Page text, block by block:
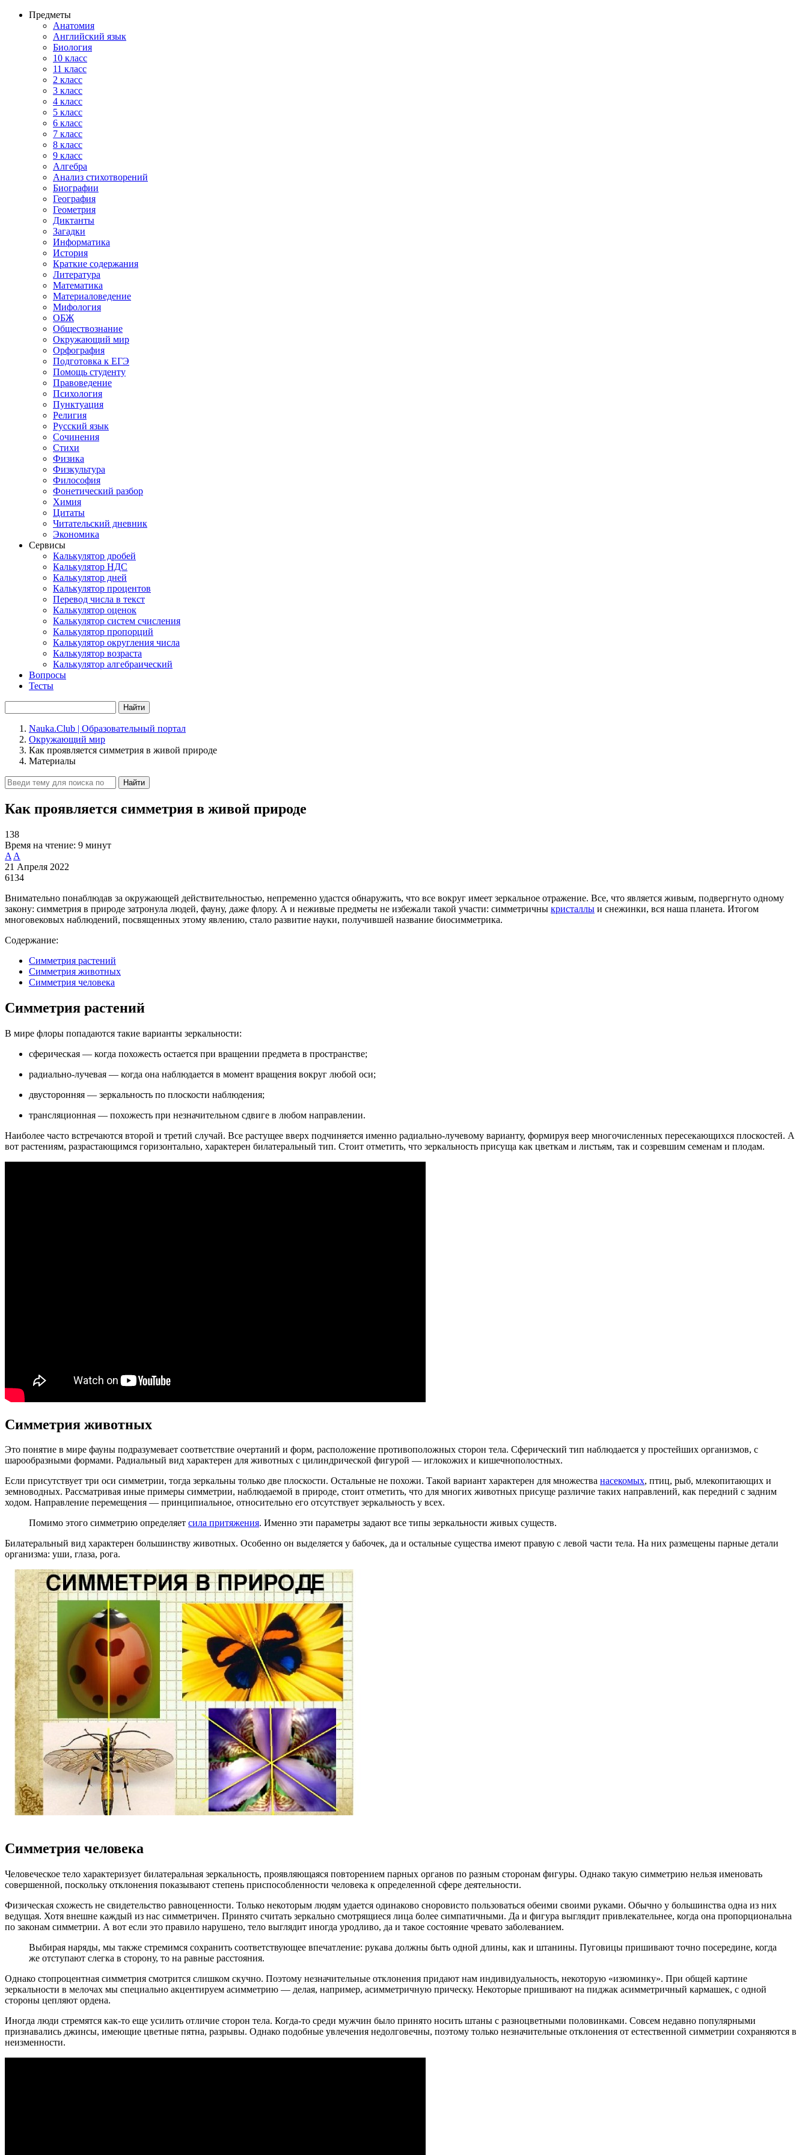
Предметы
Анатомия
Английский язык
Биология
10 класс
11 класс
2 класс
3 класс
4 класс
5 класс
6 класс
7 класс
8 класс
9 класс
Алгебра
Анализ стихотворений
Биографии
География
Геометрия
Диктанты
Загадки
Информатика
История
Краткие содержания
Литература
Математика
Материаловедение
Мифология
ОБЖ
Обществознание
Окружающий мир
Орфография
Подготовка к ЕГЭ
Помощь студенту
Правоведение
Психология
Пунктуация
Религия
Русский язык
Сочинения
Стихи
Физика
Физкультура
Философия
Фонетический разбор
Химия
Цитаты
Читательский дневник
Экономика
Сервисы
Калькулятор дробей
Калькулятор НДС
Калькулятор дней
Калькулятор процентов
Перевод числа в текст
Калькулятор оценок
Калькулятор систем счисления
Калькулятор пропорций
Калькулятор округления числа
Калькулятор возраста
Калькулятор алгебраический
Вопросы
Тесты
Найти
Nauka.Club | Образовательный портал
Окружающий мир
Как проявляется симметрия в живой природе
Материалы
Найти
Как проявляется симметрия в живой природе
138
Время на чтение: 9 минут
A A
21 Апреля 2022
6134
Внимательно понаблюдав за окружающей действительностью, непременно удастся обнаружить, что все вокруг имеет зеркальное отражение. Все, что является живым, подвергнуто одному
закону: симметрия в природе затронула людей, фауну, даже флору. А и неживые предметы не избежали такой участи: симметричны кристаллы и снежинки, вся наша планета. Итогом
многовековых наблюдений, посвященных этому явлению, стало развитие науки, получившей название биосимметрика.
Содержание:
Симметрия растений
Симметрия животных
Симметрия человека
Симметрия растений
В мире флоры попадаются такие варианты зеркальности:
сферическая — когда похожесть остается при вращении предмета в пространстве;
радиально-лучевая — когда она наблюдается в момент вращения вокруг любой оси;
двусторонняя — зеркальность по плоскости наблюдения;
трансляционная — похожесть при незначительном сдвиге в любом направлении.
Наиболее часто встречаются второй и третий случай. Все растущее вверх подчиняется именно радиально-лучевому варианту, формируя веер многочисленных пересекающихся плоскостей. А
вот растениям, разрастающимся горизонтально, характерен билатеральный тип. Стоит отметить, что зеркальность присуща как цветкам и листьям, так и созревшим семенам и плодам.
Симметрия животных
Это понятие в мире фауны подразумевает соответствие очертаний и форм, расположение противоположных сторон тела. Сферический тип наблюдается у простейших организмов, с
шарообразными формами. Радиальный вид характерен для животных с цилиндрической фигурой — иглокожих и кишечнополостных.
Если присутствует три оси симметрии, тогда зеркальны только две плоскости. Остальные не похожи. Такой вариант характерен для множества насекомых, птиц, рыб, млекопитающих и
земноводных. Рассматривая иные примеры симметрии, наблюдаемой в природе, стоит отметить, что для многих животных присуще различие таких направлений, как передний с задним
ходом. Направление перемещения — принципиальное, относительно его отсутствует зеркальность у всех.
Помимо этого симметрию определяет сила притяжения. Именно эти параметры задают все типы зеркальности живых существ.
Билатеральный вид характерен большинству животных. Особенно он выделяется у бабочек, да и остальные существа имеют правую с левой части тела. На них размещены парные детали
организма: уши, глаза, рога.
Симметрия человека
Человеческое тело характеризует билатеральная зеркальность, проявляющаяся повторением парных органов по разным сторонам фигуры. Однако такую симметрию нельзя именовать
совершенной, поскольку отклонения показывают степень приспособленности человека к определенной сфере деятельности.
Физическая схожесть не свидетельство равноценности. Только некоторым людям удается одинаково сноровисто пользоваться обеими своими руками. Обычно у большинства одна из них
ведущая. Хотя внешне каждый из нас симметричен. Принято считать зеркально смотрящиеся лица более симпатичными. Да и фигура выглядит привлекательнее, когда она пропорциональна
по законам симметрии. А вот если это правило нарушено, тело выглядит иногда уродливо, да и такое состояние чревато заболеванием.
Выбирая наряды, мы также стремимся сохранить соответствующее впечатление: рукава должны быть одной длины, как и штанины. Пуговицы пришивают точно посередине, когда
же отступают слегка в сторону, то на равные расстояния.
Однако стопроцентная симметрия смотрится слишком скучно. Поэтому незначительные отклонения придают нам индивидуальность, некоторую «изюминку». При общей картине
зеркальности в мелочах мы специально акцентируем асимметрию — делая, например, асимметричную прическу. Некоторые пришивают на пиджак асимметричный кармашек, с одной
стороны цепляют ордена.
Иногда люди стремятся как-то еще усилить отличие сторон тела. Когда-то среди мужчин было принято носить штаны с разноцветными половинками. Совсем недавно популярными
признавались джинсы, имеющие цветные пятна, разрывы. Однако подобные увлечения недолговечны, поэтому только незначительные отклонения от естественной симметрии сохраняются в
неизменности.